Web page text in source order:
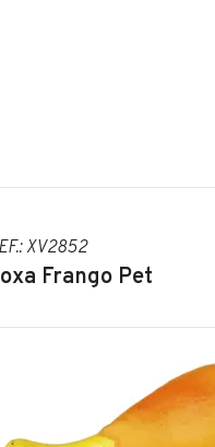
XV2852
Frango Pet